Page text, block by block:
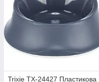
Trixie TX-24427 Пластикова